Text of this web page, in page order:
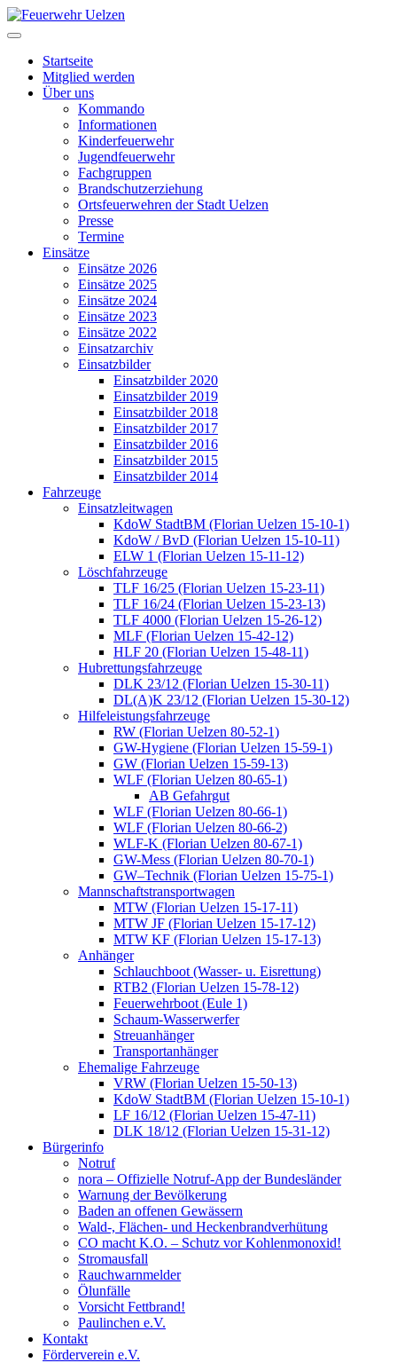
Startseite
Mitglied werden
Über uns
Kommando
Informationen
Kinderfeuerwehr
Jugendfeuerwehr
Fachgruppen
Brandschutzerziehung
Ortsfeuerwehren der Stadt Uelzen
Presse
Termine
Einsätze
Einsätze 2026
Einsätze 2025
Einsätze 2024
Einsätze 2023
Einsätze 2022
Einsatzarchiv
Einsatzbilder
Einsatzbilder 2020
Einsatzbilder 2019
Einsatzbilder 2018
Einsatzbilder 2017
Einsatzbilder 2016
Einsatzbilder 2015
Einsatzbilder 2014
Fahrzeuge
Einsatzleitwagen
KdoW StadtBM (Florian Uelzen 15-10-1)
KdoW / BvD (Florian Uelzen 15-10-11)
ELW 1 (Florian Uelzen 15-11-12)
Löschfahrzeuge
TLF 16/25 (Florian Uelzen 15-23-11)
TLF 16/24 (Florian Uelzen 15-23-13)
TLF 4000 (Florian Uelzen 15-26-12)
MLF (Florian Uelzen 15-42-12)
HLF 20 (Florian Uelzen 15-48-11)
Hubrettungsfahrzeuge
DLK 23/12 (Florian Uelzen 15-30-11)
DL(A)K 23/12 (Florian Uelzen 15-30-12)
Hilfeleistungsfahrzeuge
RW (Florian Uelzen 80-52-1)
GW-Hygiene (Florian Uelzen 15-59-1)
GW (Florian Uelzen 15-59-13)
WLF (Florian Uelzen 80-65-1)
AB Gefahrgut
WLF (Florian Uelzen 80-66-1)
WLF (Florian Uelzen 80-66-2)
WLF-K (Florian Uelzen 80-67-1)
GW-Mess (Florian Uelzen 80-70-1)
GW–Technik (Florian Uelzen 15-75-1)
Mannschaftstransportwagen
MTW (Florian Uelzen 15-17-11)
MTW JF (Florian Uelzen 15-17-12)
MTW KF (Florian Uelzen 15-17-13)
Anhänger
Schlauchboot (Wasser- u. Eisrettung)
RTB2 (Florian Uelzen 15-78-12)
Feuerwehrboot (Eule 1)
Schaum-Wasserwerfer
Streuanhänger
Transportanhänger
Ehemalige Fahrzeuge
VRW (Florian Uelzen 15-50-13)
KdoW StadtBM (Florian Uelzen 15-10-1)
LF 16/12 (Florian Uelzen 15-47-11)
DLK 18/12 (Florian Uelzen 15-31-12)
Bürgerinfo
Notruf
nora – Offizielle Notruf-App der Bundesländer
Warnung der Bevölkerung
Baden an offenen Gewässern
Wald-, Flächen- und Heckenbrandverhütung
CO macht K.O. – Schutz vor Kohlenmonoxid!
Stromausfall
Rauchwarnmelder
Ölunfälle
Vorsicht Fettbrand!
Paulinchen e.V.
Kontakt
Förderverein e.V.